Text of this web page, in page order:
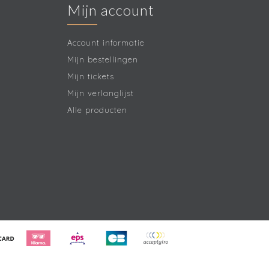
Mijn account
Account informatie
Mijn bestellingen
Mijn tickets
Mijn verlanglijst
Alle producten